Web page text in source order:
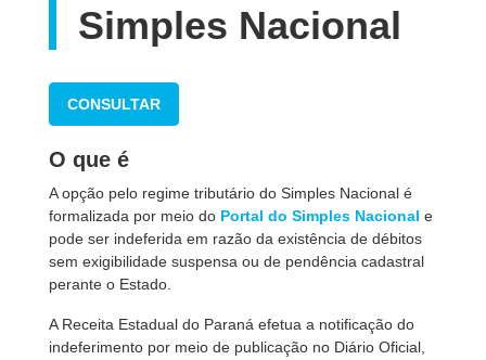
Simples Nacional
CONSULTAR
O que é
A opção pelo regime tributário do Simples Nacional é
formalizada por meio do Portal do Simples Nacional e
pode ser indeferida em razão da existência de débitos
sem exigibilidade suspensa ou de pendência cadastral
perante o Estado.
A Receita Estadual do Paraná efetua a notificação do
indeferimento por meio de publicação no Diário Oficial,